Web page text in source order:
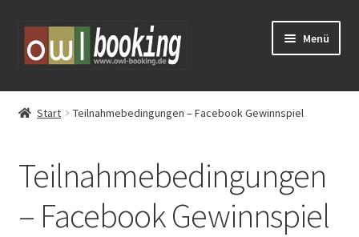
Zur
Navigation
springen
Zum
Inhalt
springen
Menü
Tickets
Vorverkauf
Eventschirme mieten
Start Teilnahmebedingungen – Facebook Gewinnspiel
Teilnahmebedingungen
– Facebook Gewinnspiel